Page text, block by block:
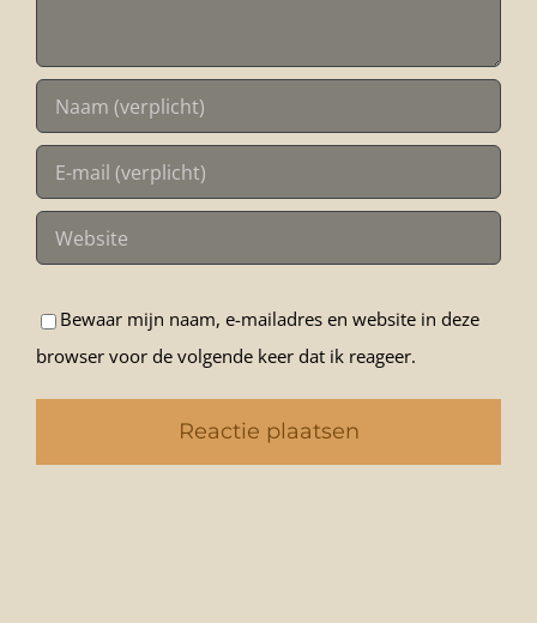
Bewaar mijn naam, e-mailadres en website in deze
browser voor de volgende keer dat ik reageer.